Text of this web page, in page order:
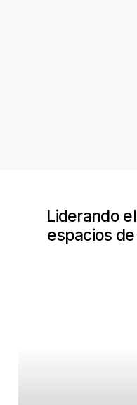
Liderando el
espacios de